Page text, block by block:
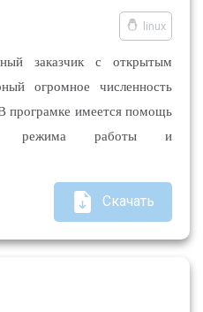
linux
заказчик с открытым
огромное численность
програмке имеется помощь
режима работы и
Скачать